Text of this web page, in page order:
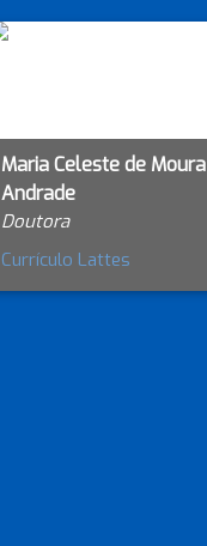
Maria Celeste de Moura
Andrade
Doutora
Currículo Lattes